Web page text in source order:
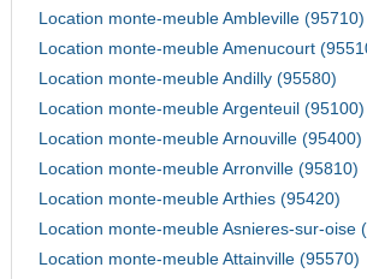
Location monte-meuble Ambleville (95710)
Location monte-meuble Amenucourt
Location monte-meuble Andilly (95580)
Location monte-meuble Argenteuil (95100)
Location monte-meuble Arnouville (95400)
Location monte-meuble Arronville (95810)
Location monte-meuble Arthies (95420)
Location monte-meuble Asnieres-sur-oise
Location monte-meuble Attainville (95570)